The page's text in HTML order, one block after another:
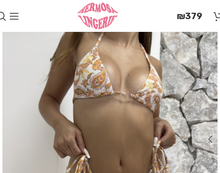
זֶה
מַעֲרֶכֶת
"המרכז
הישראלי
לְהַנְגָּשָׁת
אָתָרִים".
הַמְּסַיַּעַת
לִנְגִישׁוּת
הָאֲתָר.
לִפְתִיחַת
תַּפְרִיט
הֵנְּגִישׁוּת
לְחַץ
ALT+0
₪379